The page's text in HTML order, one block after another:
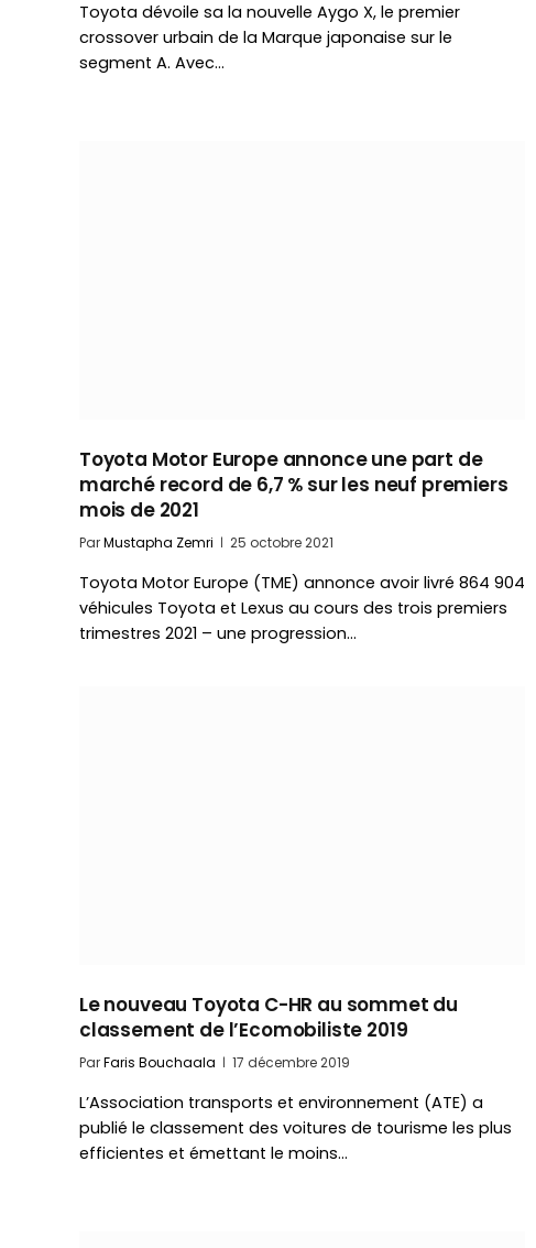
Toyota dévoile sa la nouvelle Aygo X, le premier
crossover urbain de la Marque japonaise sur le
segment A. Avec…
Toyota Motor Europe annonce une part de
marché record de 6,7 % sur les neuf premiers
mois de 2021
ParMustapha Zemri 25 octobre 2021
Toyota Motor Europe (TME) annonce avoir livré 864 904
véhicules Toyota et Lexus au cours des trois premiers
trimestres 2021 – une progression…
Le nouveau Toyota C-HR au sommet du
classement de l’Ecomobiliste 2019
ParFaris Bouchaala 17 décembre 2019
L’Association transports et environnement (ATE) a
publié le classement des voitures de tourisme les plus
efficientes et émettant le moins…